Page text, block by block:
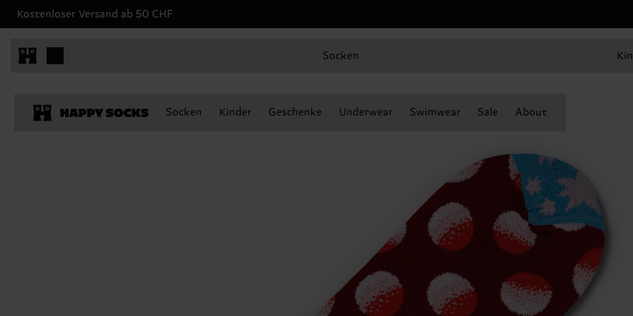
Kostenloser Versand ab 50 CHF
Socken
Socken Kinder Geschenke Underwear Swimwear Sale About